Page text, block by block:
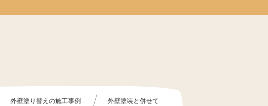
外壁塗り替えの施工事例
外壁塗装と併せて